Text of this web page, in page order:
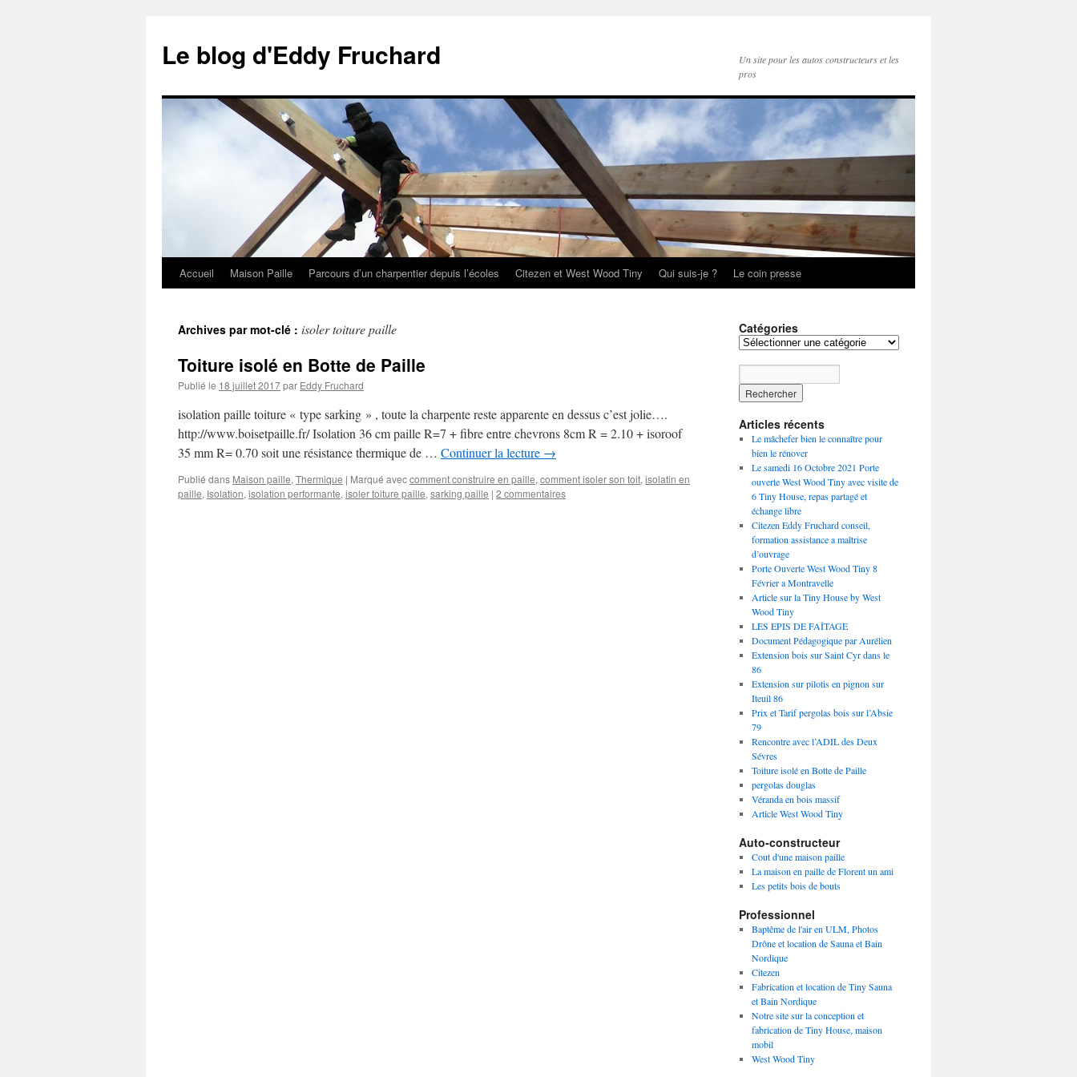
Le blog d'Eddy Fruchard
Un site pour les autos constructeurs et les
pros
Aller
contenu
Accueil Maison Paille Parcours d’un charpentier depuis l’écoles Citezen et West Wood Tiny Qui suis-je ? Le coin presse
Archives par mot-clé : isoler toiture paille
Toiture isolé en Botte de Paille
Publié le 18 juillet 2017par Eddy Fruchard
isolation paille toiture « type sarking » , toute la charpente reste apparente en dessus c’est jolie….
http://www.boisetpaille.fr/ Isolation 36 cm paille R=7 + fibre entre chevrons 8cm R = 2.10 + isoroof
35 mm R= 0.70 soit une résistance thermique de … Continuer la lecture →
Publié dans Maison paille, Thermique | Marqué aveccomment construire en paille, comment isoler son toit, isolatin en
paille, Isolation, isolation performante, isoler toiture paille, sarking paille | 2 commentaires
Catégories
Catégories
Articles récents
Le mâchefer bien le connaître pour
bien le rénover
Le samedi 16 Octobre 2021 Porte
ouverte West Wood Tiny avec visite de
6 Tiny House, repas partagé et
échange libre
Citezen Eddy Fruchard conseil,
formation assistance a maîtrise
d’ouvrage
Porte Ouverte West Wood Tiny 8
Février a Montravelle
Article sur la Tiny House by West
Wood Tiny
LES EPIS DE FAÎTAGE
Document Pédagogique par Aurélien
Extension bois sur Saint Cyr dans le
86
Extension sur pilotis en pignon sur
Iteuil 86
Prix et Tarif pergolas bois sur l’Absie
79
Rencontre avec l’ADIL des Deux
Sévres
Toiture isolé en Botte de Paille
pergolas douglas
Véranda en bois massif
Article West Wood Tiny
Auto-constructeur
Cout d'une maison paille
La maison en paille de Florent un ami
Les petits bois de bouts
Professionnel
Baptême de l'air en ULM, Photos
Drône et location de Sauna et Bain
Nordique
Citezen
Fabrication et location de Tiny Sauna
et Bain Nordique
Notre site sur la conception et
fabrication de Tiny House, maison
mobil
West Wood Tiny